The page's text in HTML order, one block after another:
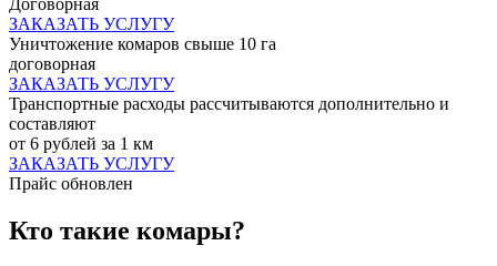
Договорная
ЗАКАЗАТЬ УСЛУГУ
Уничтожение комаров свыше 10 га
договорная
ЗАКАЗАТЬ УСЛУГУ
Транспортные расходы рассчитываются дополнительно и
составляют
от 6 рублей за 1 км
ЗАКАЗАТЬ УСЛУГУ
Прайс обновлен
Кто такие комары?